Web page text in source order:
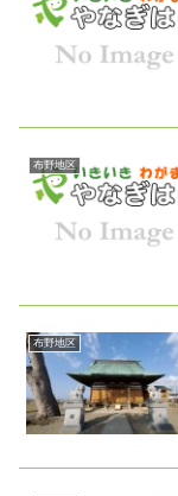
布野地区
布野地区